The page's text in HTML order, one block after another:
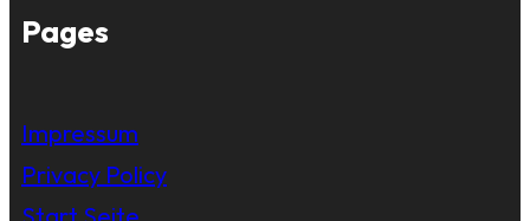
Pages
Impressum
Privacy Policy